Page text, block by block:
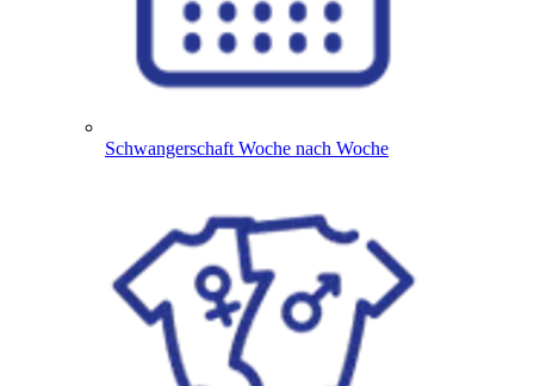
Schwangerschaft Woche nach Woche